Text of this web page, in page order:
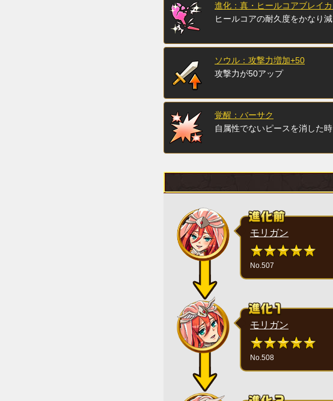
進化：真・ヒールコアブレイ
ヒールコアの耐久度をかなり
ソウル：攻撃力増加+50
攻撃力が50アップ
覚醒：バーサク
自属性でないピースを消した
モリガン
No.507
モリガン
No.508